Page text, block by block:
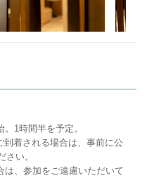
。1時間半を予定。
着される場合は、事前に公
さい。
、参加をご遠慮いただいて